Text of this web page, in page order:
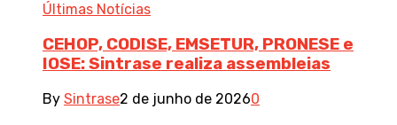
Últimas Notícias
CEHOP, CODISE, EMSETUR, PRONESE e
IOSE: Sintrase realiza assembleias
By Sintrase2 de junho de 20260